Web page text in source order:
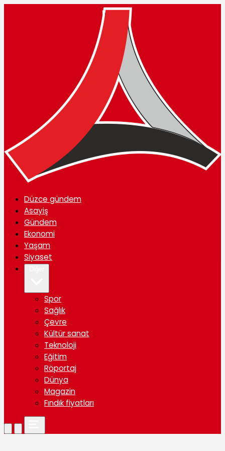
Düzce gündem
Asayiş
Gündem
Ekonomi
Yaşam
Siyaset
Spor
Sağlık
Çevre
Kültür sanat
Teknoloji
Eğitim
Röportaj
Dünya
Magazin
Fındık fiyatları